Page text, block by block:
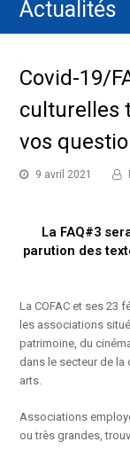
Actualités
Covid-19/
culturelles
vos
9 avril 2021
La FAQ#3
parution des
La COFAC et ses 23
les associations
patrimoine, du
dans le secteur de
arts.
Associations
ou très grandes,